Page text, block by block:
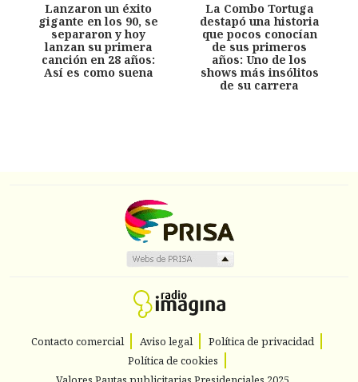
Lanzaron un éxito
gigante en los 90, se
separaron y hoy
lanzan su primera
canción en 28 años:
Así es como suena
La Combo Tortuga
destapó una historia
que pocos conocían
de sus primeros
años: Uno de los
shows más insólitos
de su carrera
Contacto comercial Aviso legal
Política de privacidad
Política de cookies